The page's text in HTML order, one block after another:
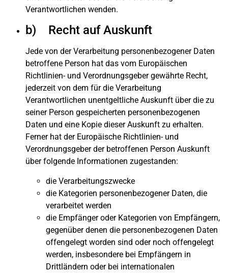
Verantwortlichen wenden.
b) Recht auf Auskunft
Jede von der Verarbeitung personenbezogener Daten
betroffene Person hat das vom Europäischen
Richtlinien- und Verordnungsgeber gewährte Recht,
jederzeit von dem für die Verarbeitung
Verantwortlichen unentgeltliche Auskunft über die zu
seiner Person gespeicherten personenbezogenen
Daten und eine Kopie dieser Auskunft zu erhalten.
Ferner hat der Europäische Richtlinien- und
Verordnungsgeber der betroffenen Person Auskunft
über folgende Informationen zugestanden:
die Verarbeitungszwecke
die Kategorien personenbezogener Daten, die
verarbeitet werden
die Empfänger oder Kategorien von Empfängern,
gegenüber denen die personenbezogenen Daten
offengelegt worden sind oder noch offengelegt
werden, insbesondere bei Empfängern in
Drittländern oder bei internationalen